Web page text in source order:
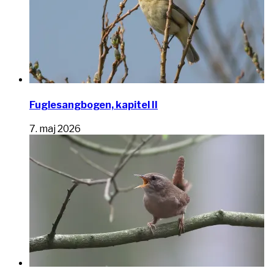
Fuglesangbogen, kapitel II
7. maj 2026